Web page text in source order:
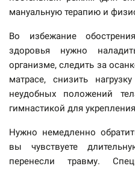
мануальную терапию и
Во избежание
здоровья нужно
организме, следить за
матрасе, снизить
неудобных положений
гимнастикой для
Нужно немедленно
вы чувствуете
перенесли травму.